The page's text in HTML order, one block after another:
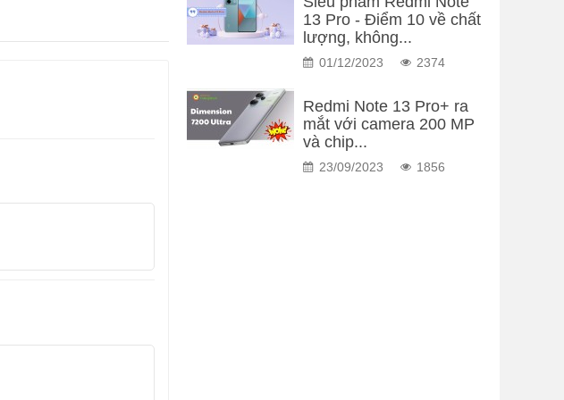
13 Pro - Điểm 10 về chất
lượng, không...
01/12/2023 2374
Redmi Note 13 Pro+ ra
mắt với camera 200 MP
và chip...
23/09/2023 1856